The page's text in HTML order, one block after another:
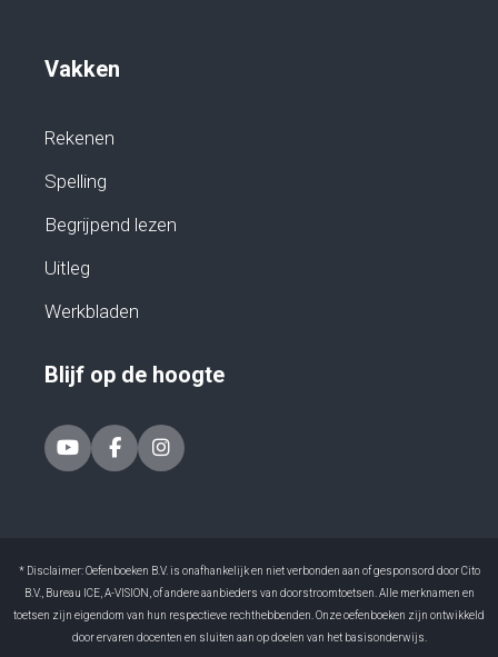
Vakken
Rekenen
Spelling
Begrijpend lezen
Uitleg
Werkbladen
Blijf op de hoogte
* Disclaimer: Oefenboeken B.V. is onafhankelijk en niet verbonden aan of gesponsord door Cito
B.V., Bureau ICE, A-VISION, of andere aanbieders van doorstroomtoetsen. Alle merknamen en
toetsen zijn eigendom van hun respectieve rechthebbenden. Onze oefenboeken zijn ontwikkeld
door ervaren docenten en sluiten aan op doelen van het basisonderwijs.